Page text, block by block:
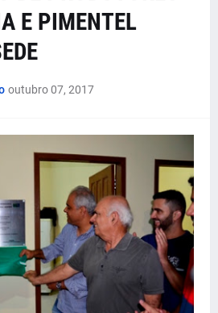
E PIMENTEL
outubro 07, 2017